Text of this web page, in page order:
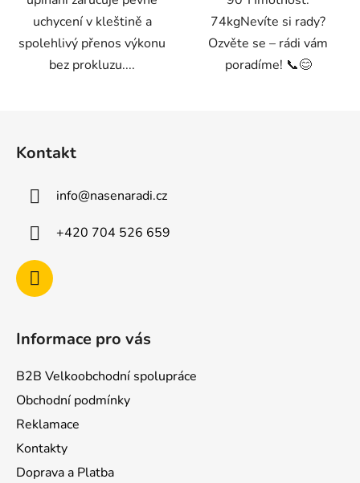
uchycení v kleštině a
spolehlivý přenos výkonu
bez prokluzu....
74kgNevíte si rady?
Ozvěte se – rádi vám
poradíme! 📞😊
Kontakt
info@nasenaradi.cz
+420 704 526 659
Informace pro vás
B2B Velkoobchodní spolupráce
Obchodní podmínky
Reklamace
Kontakty
Doprava a Platba